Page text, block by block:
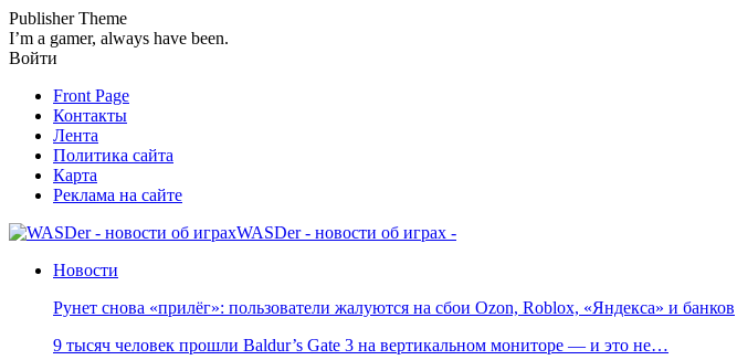
Publisher Theme
I’m a gamer, always have been.
Войти
Front Page
Контакты
Лента
Политика сайта
Карта
Реклама на сайте
WASDer - новости об играх -
Новости
Рунет снова «прилёг»: пользователи жалуются на сбои Ozon, Roblox, «Яндекса» и банков
9 тысяч человек прошли Baldur’s Gate 3 на вертикальном мониторе — и это не…